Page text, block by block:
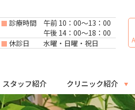
診療時間
午前 10：00～13：00
午後 14：00～18：00
休診日
水曜・日曜・祝日
スタッフ紹介 クリニック紹介